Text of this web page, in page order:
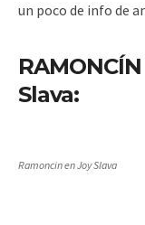
un poco de info de
Slava:
Ramoncin en Joy Slava